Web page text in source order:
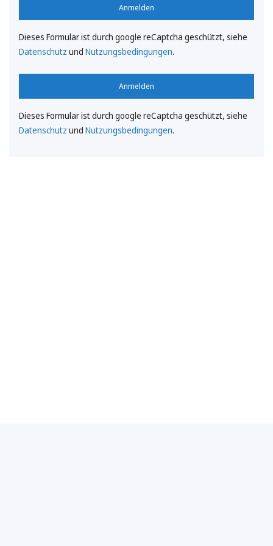
Anmelden
Dieses Formular ist durch google reCaptcha geschützt, siehe
Datenschutz und Nutzungsbedingungen.
Anmelden
Dieses Formular ist durch google reCaptcha geschützt, siehe
Datenschutz und Nutzungsbedingungen.